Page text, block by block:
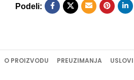
Podeli:
O PROIZVODU PREUZIMANJA